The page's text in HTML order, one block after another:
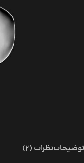
توضیحاتنظرات (2)